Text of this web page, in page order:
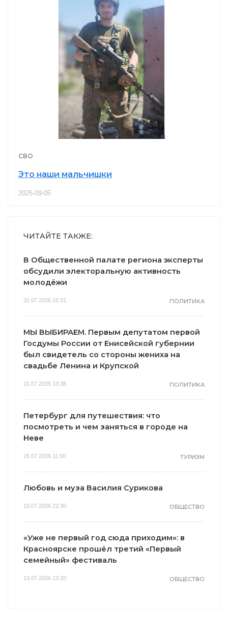
СВО
Это наши мальчишки
2025-09-05
ЧИТАЙТЕ ТАКЖЕ:
В Общественной палате региона эксперты
обсудили электоральную активность
молодёжи
31.07.2026 15:31 ПОЛИТИКА
МЫ ВЫБИРАЕМ. Первым депутатом первой
Госдумы России от Енисейской губернии
был свидетель со стороны жениха на
свадьбе Ленина и Крупской
31.07.2026 13:38 ПОЛИТИКА
Петербург для путешествия: что
посмотреть и чем заняться в городе на
Неве
25.07.2026 11:00 ТУРИЗМ
Любовь и муза Василия Сурикова
15.07.2026 22:30 ОБЩЕСТВО
«Уже не первый год сюда приходим»: в
Красноярске прошёл третий «Первый
семейный» фестиваль
13.07.2026 13:20 ОБЩЕСТВО